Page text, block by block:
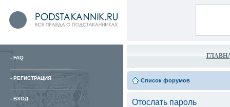
- FAQ
- РЕГИСТРАЦИЯ
- ВХОД
Список форумов
Отослать пароль